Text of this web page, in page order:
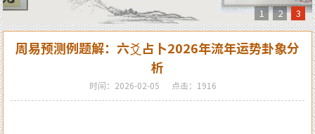
1 2 3
周易预测例题解：六爻占卜2026年流年运势卦象分
析
时间：2026-02-05 点击：1916